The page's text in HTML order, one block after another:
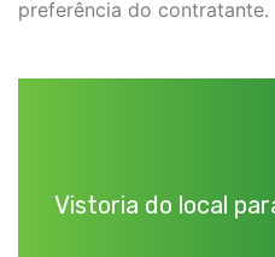
preferência do contratante.
Vistoria do local